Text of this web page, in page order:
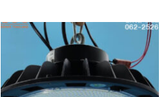
Add to
wishlist